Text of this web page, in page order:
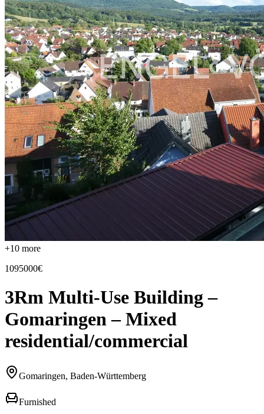
+10 more
1095000€
3Rm Multi-Use Building –
Gomaringen – Mixed
residential/commercial
Gomaringen, Baden-Württemberg
Furnished